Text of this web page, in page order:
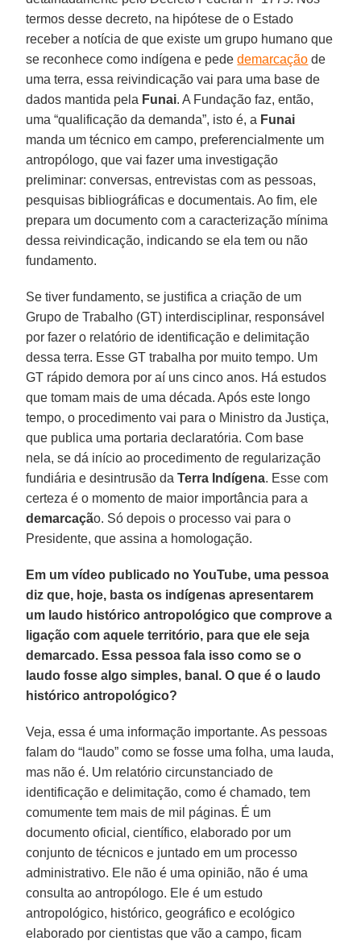
termos desse decreto, na hipótese de o Estado
receber a notícia de que existe um grupo humano que
se reconhece como indígena e pededemarcação de
uma terra, essa reivindicação vai para uma base de
dados mantida pela Funai. A Fundação faz, então,
uma “qualificação da demanda”, isto é, a Funai
manda um técnico em campo, preferencialmente um
antropólogo, que vai fazer uma investigação
preliminar: conversas, entrevistas com as pessoas,
pesquisas bibliográficas e documentais. Ao fim, ele
prepara um documento com a caracterização mínima
dessa reivindicação, indicando se ela tem ou não
fundamento.
Se tiver fundamento, se justifica a criação de um
Grupo de Trabalho (GT) interdisciplinar, responsável
por fazer o relatório de identificação e delimitação
dessa terra. Esse GT trabalha por muito tempo. Um
GT rápido demora por aí uns cinco anos. Há estudos
que tomam mais de uma década. Após este longo
tempo, o procedimento vai para o Ministro da Justiça,
que publica uma portaria declaratória. Com base
nela, se dá início ao procedimento de regularização
fundiária e desintrusão daTerra Indígena. Esse com
certeza é o momento de maior importância para a
demarcação. Só depois o processo vai para o
Presidente, que assina a homologação.
Em um vídeo publicado no YouTube, uma pessoa
diz que, hoje, basta os indígenas apresentarem
um laudo histórico antropológico que comprove a
ligação com aquele território, para que ele seja
demarcado. Essa pessoa fala isso como se o
laudo fosse algo simples, banal. O que é o laudo
histórico antropológico?
Veja, essa é uma informação importante. As pessoas
falam do “laudo” como se fosse uma folha, uma lauda,
mas não é. Um relatório circunstanciado de
identificação e delimitação, como é chamado, tem
comumente tem mais de mil páginas. É um
documento oficial, científico, elaborado por um
conjunto de técnicos e juntado em um processo
administrativo. Ele não é uma opinião, não é uma
consulta ao antropólogo. Ele é um estudo
antropológico, histórico, geográfico e ecológico
elaborado por cientistas que vão a campo, ficam